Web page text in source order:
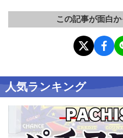
この記事が面白
人気ランキング